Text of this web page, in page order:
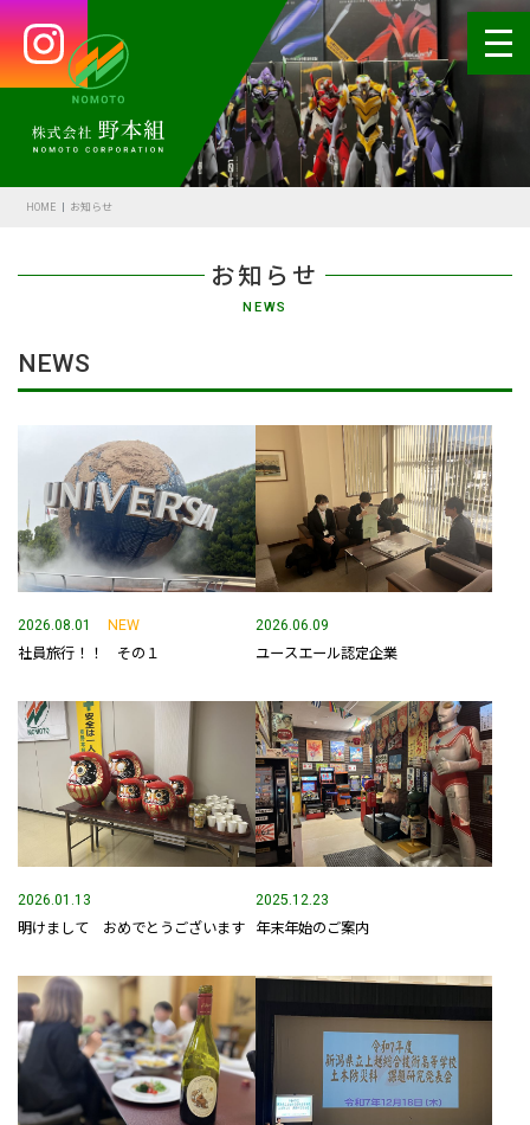
お知らせ
NEWS
HOME お知らせ
NEWS
2026.08.01
NEW
社員旅行！！ その１
2026.06.09
ユースエール認定企業
2026.01.13
明けまして おめでとうございます
2025.12.23
年末年始のご案内
HOME
代表あいさつ
会社概要・沿革
アクセス
SDGsの取組
事業内容
建築部門
融雪部門
アグリ事業部
お知らせ
採用メッセージ
野本組紹介MOVIE
社員紹介・インタビュー
新卒採用情報